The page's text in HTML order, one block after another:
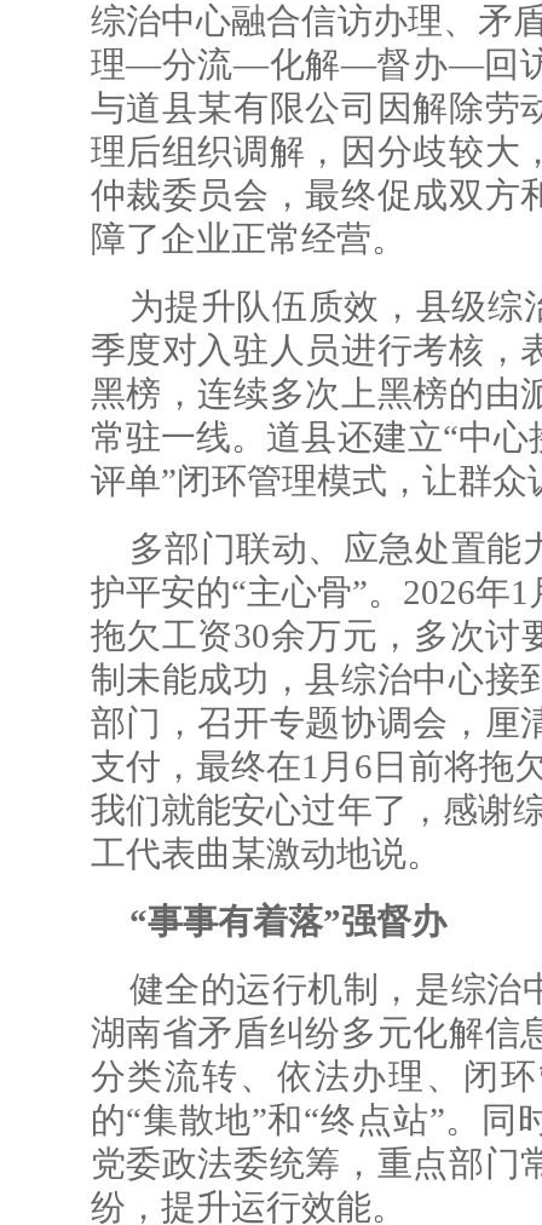
综治中心融合信访办理、矛
理—分流—化解—督办—回访
与道县某有限公司因解除劳
理后组织调解，因分歧较大
仲裁委员会，最终促成双方
障了企业正常经营。
为提升队伍质效，县级综
季度对入驻人员进行考核，
黑榜，连续多次上黑榜的由
常驻一线。道县还建立“中
评单”闭环管理模式，让群
多部门联动、应急处置能
护平安的“主心骨”。2026年
拖欠工资30余万元，多次讨
制未能成功，县综治中心接
部门，召开专题协调会，厘
支付，最终在1月6日前将拖
我们就能安心过年了，感谢
工代表曲某激动地说。
“事事有着落”强督办
健全的运行机制，是综治
湖南省矛盾纠纷多元化解信
分类流转、依法办理、闭
的“集散地”和“终点站”。
党委政法委统筹，重点部门
纷，提升运行效能。